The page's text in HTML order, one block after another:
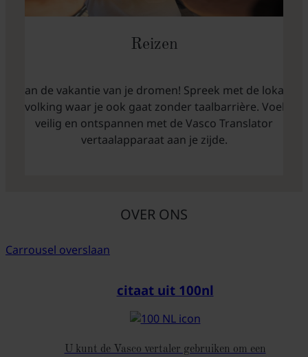
Reizen
Plan de vakantie van je dromen! Spreek met de lokale
bevolking waar je ook gaat zonder taalbarrière. Voel je
veilig en ontspannen met de Vasco Translator
vertaalapparaat aan je zijde.
OVER ONS
Carrousel overslaan
citaat uit 100nl
U kunt de Vasco vertaler gebruiken om een